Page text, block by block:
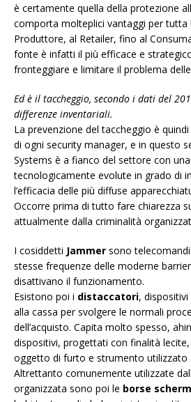
è certamente quella della protezione
comporta molteplici vantaggi per tutta
Produttore, al Retailer, fino al
fonte è infatti il più efficace e
fronteggiare e limitare il problema
Ed è il taccheggio, secondo i dati del
differenze inventariali.
La prevenzione del taccheggio è
di ogni security manager, e in questo
Systems è a fianco del settore con
tecnologicamente evolute in grado di
l’efficacia delle più diffuse
Occorre prima di tutto fare chiarezza
attualmente dalla criminalità
I cosiddetti Jammer sono
stesse frequenze delle moderne
disattivano il funzionamento.
Esistono poi i distaccatori,
alla cassa per svolgere le normali
dell’acquisto. Capita molto spesso,
dispositivi, progettati con finalità
oggetto di furto e strumento utilizzato
Altrettanto comunemente utilizzate
organizzata sono poi le borse